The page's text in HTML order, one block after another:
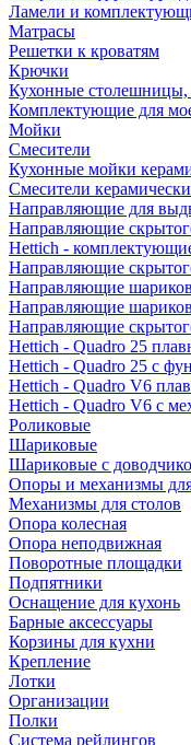
Ламели и
Матрасы
Решетки к кроватям
Крючки
Кухонные столешницы,
Комплектующие для
Мойки
Смесители
Кухонные мойки
Смесители
Направляющие для
Направляющие
Hettich -
Направляющие
Направляющие
Направляющие
Направляющие
Hettich - Quadro 25
Hettich - Quadro 25 с
Hettich - Quadro V6
Hettich - Quadro V6 с
Роликовые
Шариковые
Шариковые с
Опоры и механизмы
Механизмы для столов
Опора колесная
Опора неподвижная
Поворотные площадки
Подпятники
Оснащение для кухонь
Барные аксессуары
Корзины для кухни
Крепление
Лотки
Организации
Полки
Система рейлингов